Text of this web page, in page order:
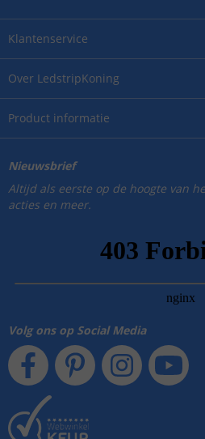
Over LedstripKoning
Product informatie
Klantenservice
Nieuwsbrief
Altijd als eerste op de hoogte van
acties en meer.
Volg ons op Social Media